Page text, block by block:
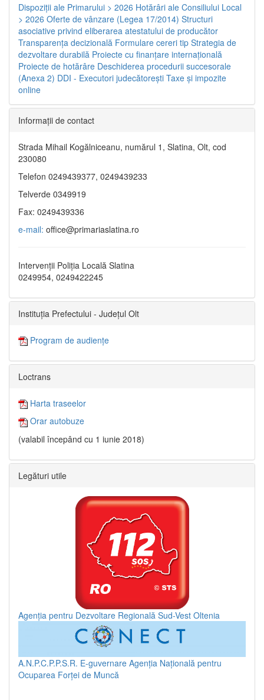
Dispoziţii ale Primarului > 2026 Hotărâri ale Consiliului Local
> 2026 Oferte de vânzare (Legea 17/2014) Structuri
asociative privind eliberarea atestatului de producător
Transparenţa decizională Formulare cereri tip Strategia de
dezvoltare durabilă Proiecte cu finanţare internaţională
Proiecte de hotărâre Deschiderea procedurii succesorale
(Anexa 2) DDI - Executori judecătorești Taxe şi impozite
online
Informaţii de contact
Strada Mihail Kogălniceanu, numărul 1, Slatina, Olt, cod
230080
Telefon 0249439377, 0249439233
Telverde 0349919
Fax: 0249439336
e-mail: office@primariaslatina.ro
Intervenții Poliția Locală Slatina
0249954, 0249422245
Instituția Prefectului - Județul Olt
Program de audiențe
Loctrans
Harta traseelor
Orar autobuze
(valabil începând cu 1 iunie 2018)
Legături utile
Agenția pentru Dezvoltare Regională Sud-Vest Oltenia
A.N.P.C.P.P.S.R. E-guvernare Agenția Națională pentru
Ocuparea Forței de Muncă